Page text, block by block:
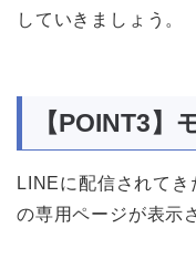
していきましょう。
【POINT3】
LINEに配信されて
の専用ページが表示